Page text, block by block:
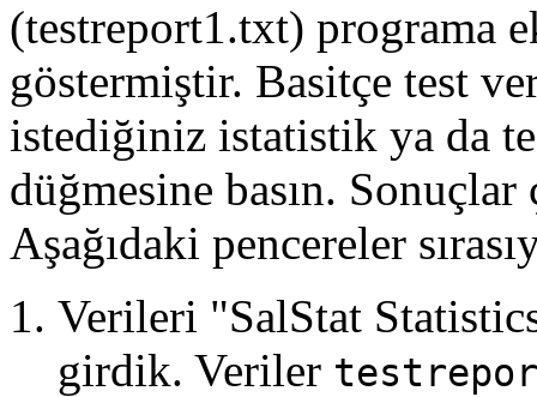
(testreport1.txt) programa
göstermiştir. Basitçe test
istediğiniz istatistik ya da
düğmesine basın. Sonuçlar
Aşağıdaki pencereler
Verileri "SalStat
girdik. Veriler